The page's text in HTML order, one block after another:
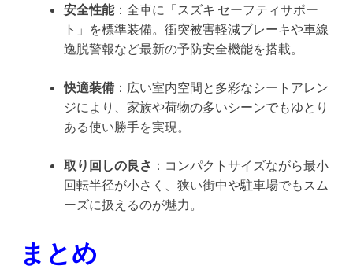
安全性能：全車に「スズキ セーフティサポー
ト」を標準装備。衝突被害軽減ブレーキや車線
逸脱警報など最新の予防安全機能を搭載。
快適装備 ：広い室内空間と多彩なシートアレン
ジにより、家族や荷物の多いシーンでもゆとり
ある使い勝手を実現。
取り回しの良さ ：コンパクトサイズながら最小
回転半径が小さく、狭い街中や駐車場でもスム
ーズに扱えるのが魅力。
まとめ